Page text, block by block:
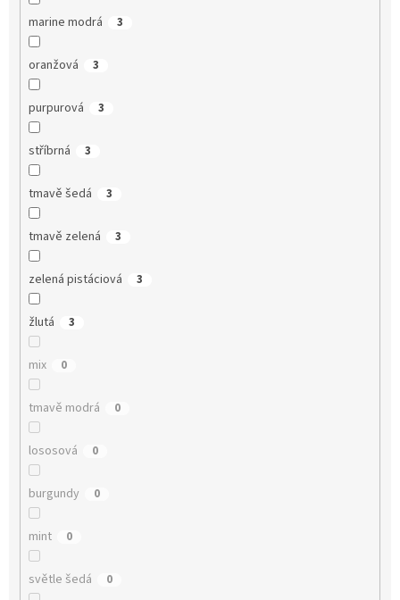
marine modrá 3
oranžová 3
purpurová 3
stříbrná 3
tmavě šedá 3
tmavě zelená 3
zelená pistáciová 3
žlutá 3
mix 0
tmavě modrá 0
lososová 0
burgundy 0
mint 0
světle šedá 0